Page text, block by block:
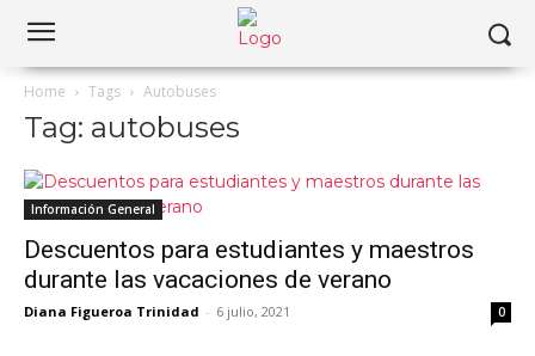
Home Tags Autobuses
Tag: autobuses
Información General
Descuentos para estudiantes y maestros
durante las vacaciones de verano
Diana Figueroa Trinidad - 6 julio, 2021 0